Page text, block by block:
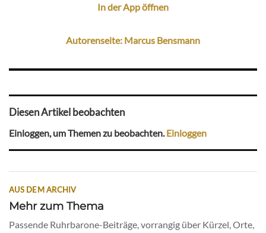
In der App öffnen
Autorenseite: Marcus Bensmann
Diesen Artikel beobachten
Einloggen, um Themen zu beobachten.Einloggen
AUS DEM ARCHIV
Mehr zum Thema
Passende Ruhrbarone-Beiträge, vorrangig über Kürzel, Orte,